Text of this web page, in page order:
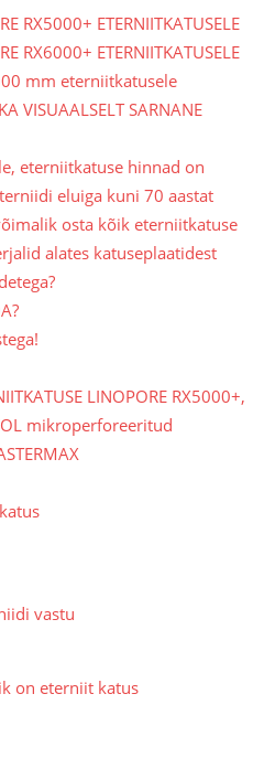
RX5000+ ETERNIITKATUSELE
RX6000+ ETERNIITKATUSELE
mm eterniitkatusele
VISUAALSELT SARNANE
eterniitkatuse hinnad on
eluiga kuni 70 aastat
osta kõik eterniitkatuse
alates katuseplaatidest
LINOPORE RX5000+,
mikroperforeeritud
vastu
on eterniit katus